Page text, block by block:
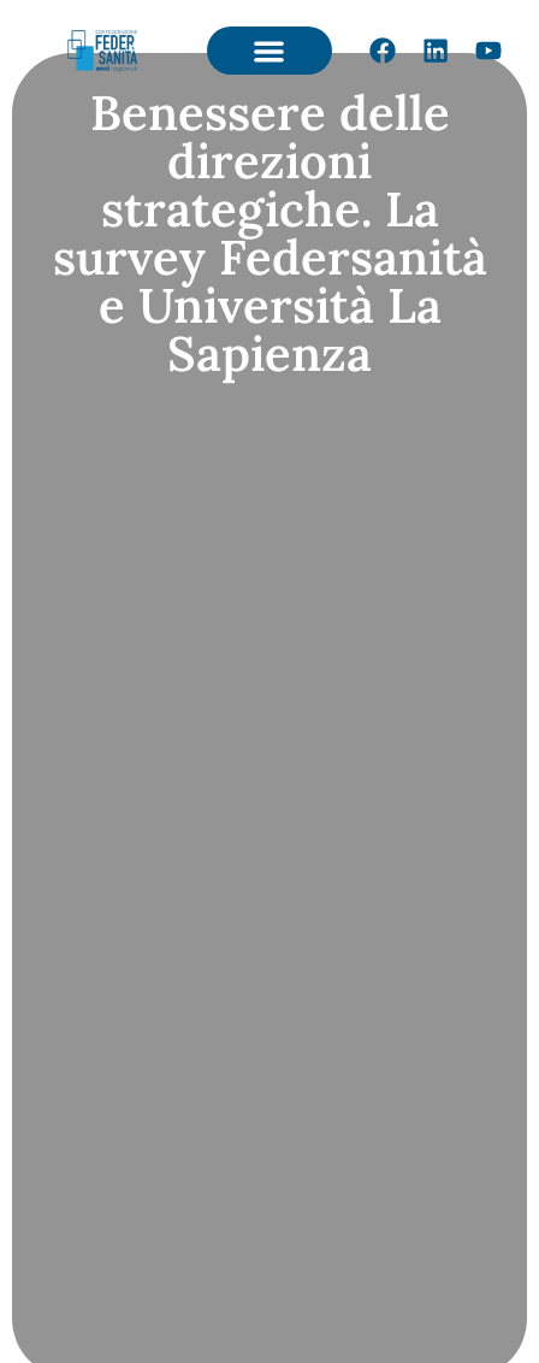
Benessere delle
direzioni
strategiche. La
survey Federsanità
e Università La
Sapienza